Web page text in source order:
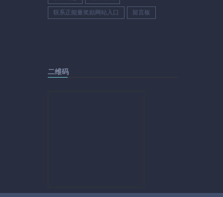
联系正能量奖励网站入口 留言板
二维码